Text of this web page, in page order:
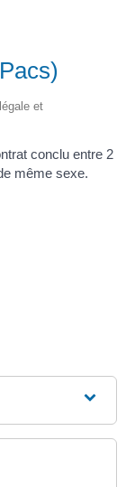
et
conclu entre 2
même sexe.